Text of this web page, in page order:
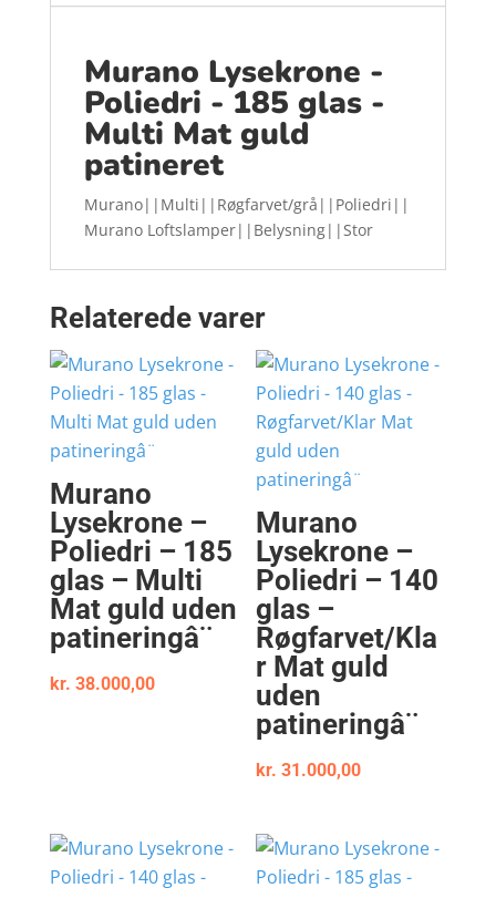
Murano Lysekrone -
Poliedri - 185 glas -
Multi Mat guld
patineret
Murano||Multi||Røgfarvet/grå||Poliedri||
Murano Loftslamper||Belysning||Stor
Relaterede varer
Murano
Lysekrone –
Poliedri – 185
glas – Multi
Mat guld uden
patineringâ¨
kr. 38.000,00
Murano
Lysekrone –
Poliedri – 140
glas –
Røgfarvet/Kla
r Mat guld
uden
patineringâ¨
kr. 31.000,00